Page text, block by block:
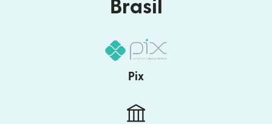
Brasil
Pix